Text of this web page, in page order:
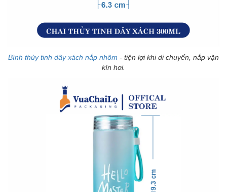
Bình thủy tinh dây xách nắp nhôm - tiện lợi khi di chuyển, nắp vặn
kín hơi.